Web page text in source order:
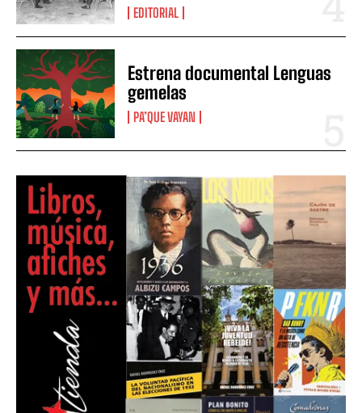
EDITORIAL
Estrena documental Lenguas
gemelas
PA’QUE VAYAN